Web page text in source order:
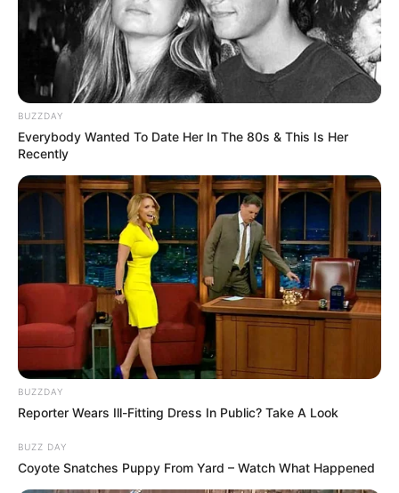
BUZZDAY
Everybody Wanted To Date Her In The 80s & This Is Her
Recently
BUZZDAY
Reporter Wears Ill-Fitting Dress In Public? Take A Look
BUZZ DAY
Coyote Snatches Puppy From Yard – Watch What Happened